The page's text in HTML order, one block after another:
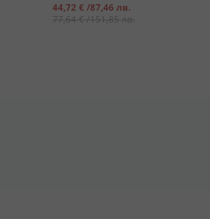
Специална
цена
44,72 € /87,46 лв.
77,64 €/151,85 лв.